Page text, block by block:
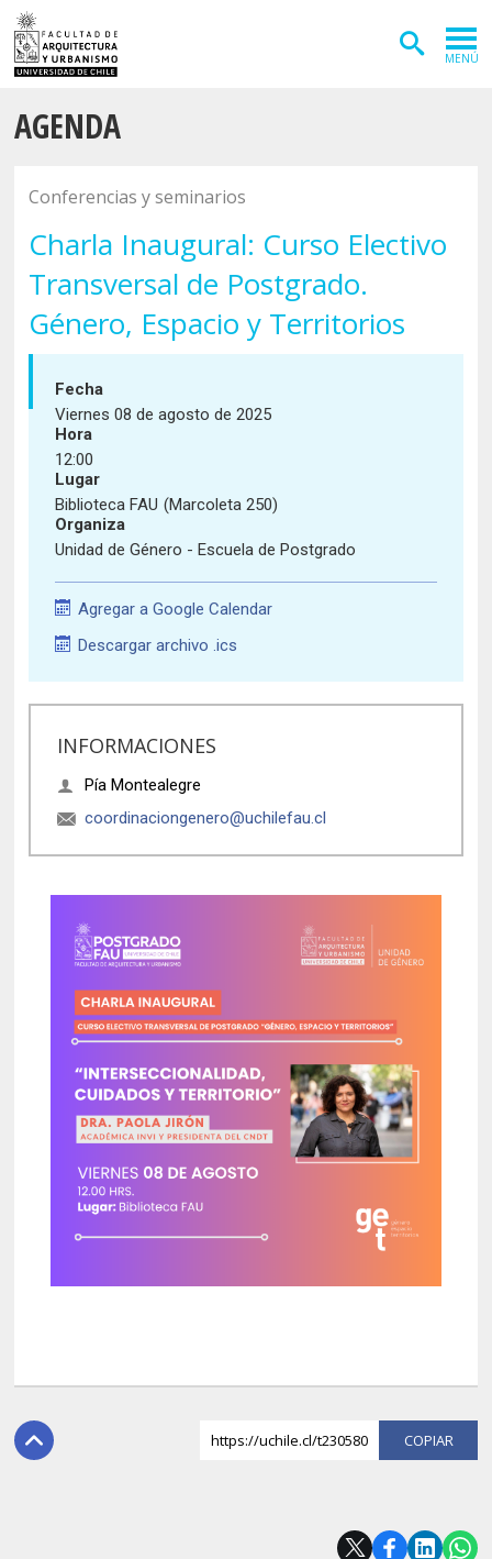
MENÚ
INVESTIGACIÓN
EXTENSIÓN
DEPARTAMENTOS
Arquitectura
INSTITUTOS
Historia y Patrimonio
Estudiantes
Académicos Egresados
AGENDA
Conferencias y seminarios
Charla Inaugural: Curso Electivo
Transversal de Postgrado.
Género, Espacio y Territorios
INFORMACIONES
Pía Montealegre
coordinaciongenero@uchilefau.cl
Fecha
Viernes 08 de agosto de 2025
Hora
12:00
Lugar
Biblioteca FAU (Marcoleta 250)
Organiza
Unidad de Género - Escuela de Postgrado
Agregar a Google Calendar
Descargar archivo .ics
https://uchile.cl/t230580